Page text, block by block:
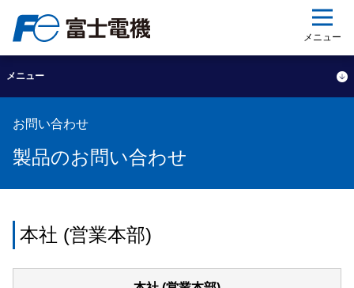
メニュー
メニュー
お問い合わせ
製品のお問い合わせ
本社 (営業本部)